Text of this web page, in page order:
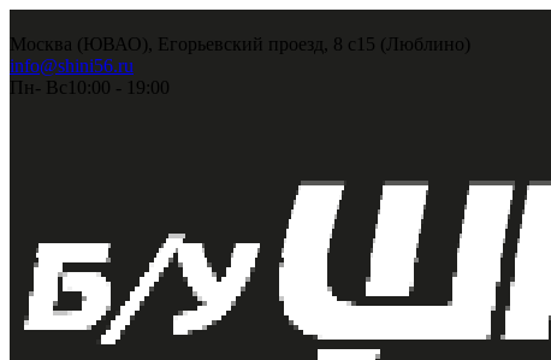
Москва (ЮВАО), Егорьевский проезд, 8 с15 (Люблино)
info@shini56.ru
Пн- Вс 10:00 - 19:00